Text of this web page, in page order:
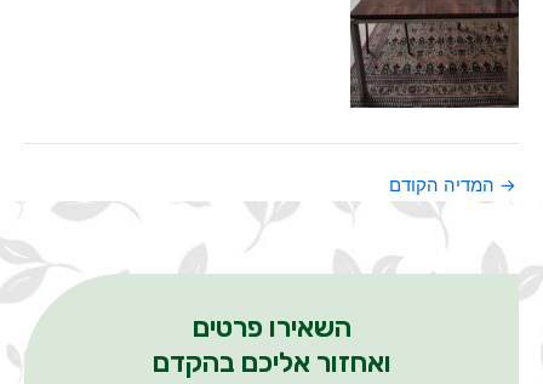
→ המדיה הקודם
השאירו פרטים
ואחזור אליכם בהקדם